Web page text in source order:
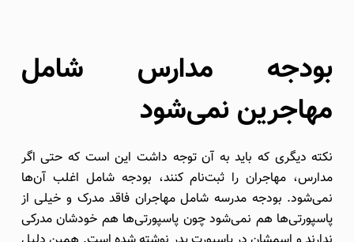
بودجه مدارس شامل
مهاجرین نمی‌شود
نکته دیگری که باید به آن توجه داشت این است که حتی اگر
مدارس، مهاجران را ثبت‌نام کنند، بودجه شامل اغلب آن‌ها
نمی‌شود. بودجه مدرسه شامل مهاجران فاقد مدرک و خیلی از
پاسپورتی‌ها هم نمی‌شود چون پاسپورتی‌ها هم خودشان مدرکی